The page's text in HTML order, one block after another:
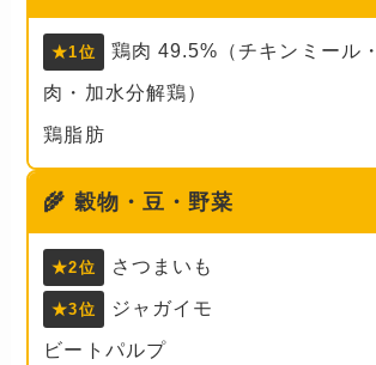
★1位
鶏肉 49.5%（チキンミール
肉・加水分解鶏）
鶏脂肪
🌾 穀物・豆・野菜
★2位 さつまいも
★3位
ジャガイモ
ビートパルプ